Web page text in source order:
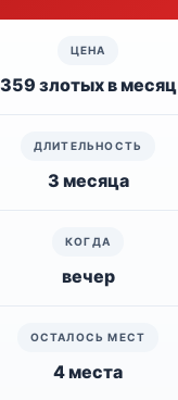
359 злотых в месяц
3 месяца
вечер
4 места